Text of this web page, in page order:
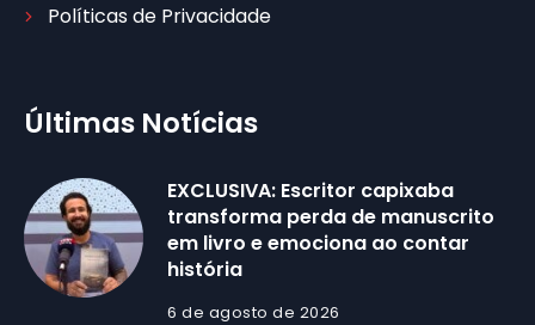
Políticas de Privacidade
Últimas Notícias
EXCLUSIVA: Escritor capixaba
transforma perda de manuscrito
em livro e emociona ao contar
história
6 de agosto de 2026